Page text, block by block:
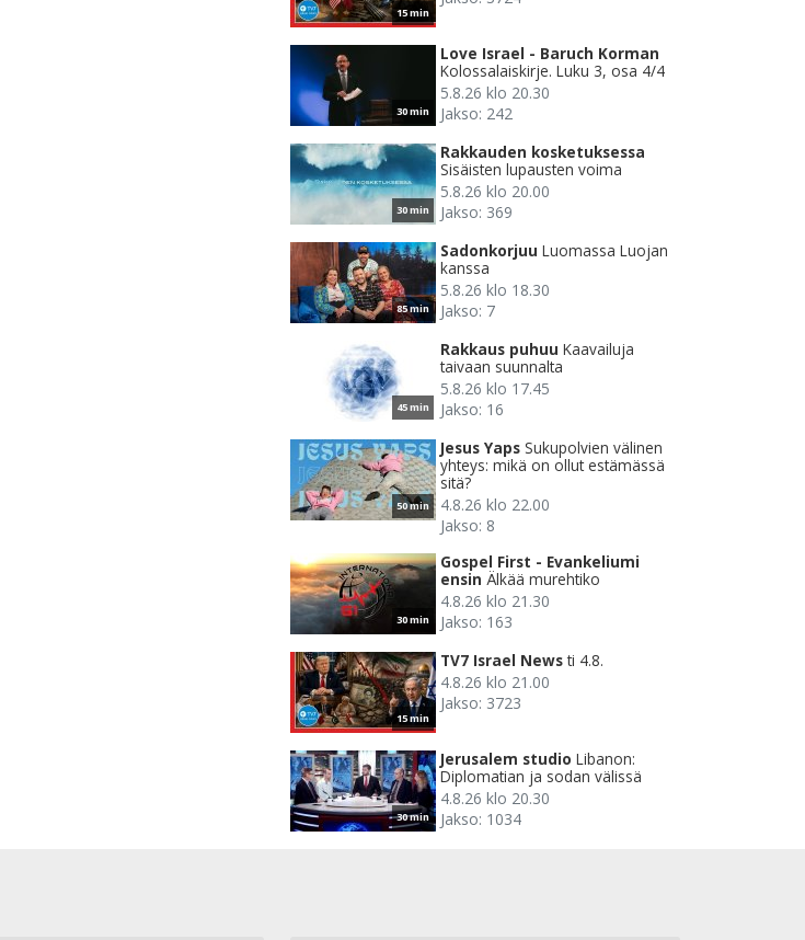
15 min
30 min
Love Israel - Baruch Korman
Kolossalaiskirje. Luku 3, osa 4/4
5.8.26 klo 20.30
Jakso: 242
30 min
Rakkauden kosketuksessa
Sisäisten lupausten voima
5.8.26 klo 20.00
Jakso: 369
85 min
Sadonkorjuu Luomassa Luojan
kanssa
5.8.26 klo 18.30
Jakso: 7
45 min
Rakkaus puhuu Kaavailuja
taivaan suunnalta
5.8.26 klo 17.45
Jakso: 16
50 min
Jesus Yaps Sukupolvien välinen
yhteys: mikä on ollut estämässä
sitä?
4.8.26 klo 22.00
Jakso: 8
30 min
Gospel First - Evankeliumi
ensin Älkää murehtiko
4.8.26 klo 21.30
Jakso: 163
15 min
TV7 Israel News ti 4.8.
4.8.26 klo 21.00
Jakso: 3723
30 min
Jerusalem studio Libanon:
Diplomatian ja sodan välissä
4.8.26 klo 20.30
Jakso: 1034